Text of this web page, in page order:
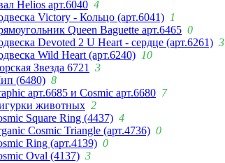
Helios арт.6040 4
Victory - Кольцо (арт.6041) 1
Queen Baguette арт.6465 0
Devoted 2 U Heart - сердце (арт.6261) 3
Wild Heart (арт.6240) 10
Звезда 6721
3
(6480) 8
арт.6685 и Cosmic арт.6680 7
животных 2
Square Ring (4437) 4
Cosmic Triangle (арт.4736) 0
Ring (арт.4139) 0
Oval (4137) 3